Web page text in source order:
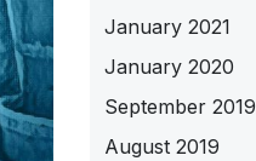
January 2021
January 2020
September 2019
August 2019